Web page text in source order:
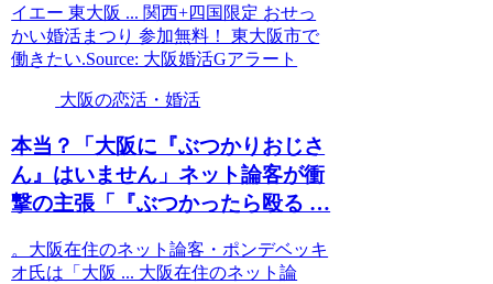
イエー 東大阪 ... 関西+四国限定 おせっ
かい婚活まつり 参加無料！ 東大阪市で
働きたい.Source: 大阪婚活Gアラート
大阪の恋活・婚活
本当？「 大阪に『ぶつかりおじさ
ん』はいません」ネット論客が衝
撃の主張「『ぶつかったら殴る …
。大阪在住のネット論客・ポンデベッキ
オ氏は「大阪 ... 大阪在住のネット論